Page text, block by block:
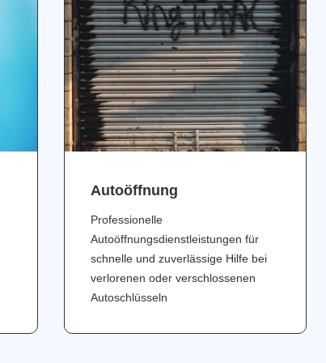
Аutoöffnung
Professionelle
Autoöffnungsdienstleistungen für
schnelle und zuverlässige Hilfe bei
verlorenen oder verschlossenen
Autoschlüsseln